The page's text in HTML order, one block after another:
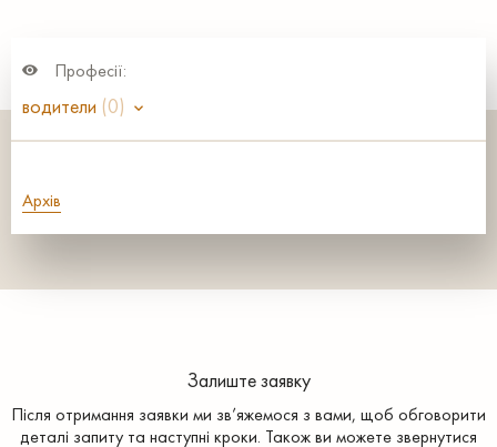
Професії:
водители (0)
Архів
Залиште заявку
Після отримання заявки ми зв’яжемося з вами, щоб обговорити
деталі запиту та наступні кроки. Також ви можете звернутися